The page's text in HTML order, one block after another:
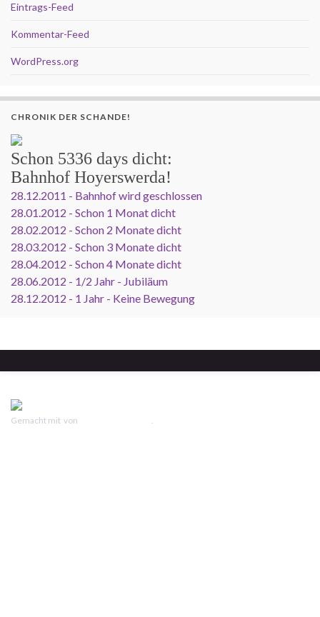
Eintrags-Feed
Kommentar-Feed
WordPress.org
CHRONIK DER SCHANDE!
Schon 5336 days dicht:
Bahnhof Hoyerswerda!
28.12.2011 - Bahnhof wird geschlossen
28.01.2012 - Schon 1 Monat dicht
28.02.2012 - Schon 2 Monate dicht
28.03.2012 - Schon 3 Monate dicht
28.04.2012 - Schon 4 Monate dicht
28.06.2012 - 1/2 Jahr - Jubiläum
28.12.2012 - 1 Jahr - Keine Bewegung
Gemacht mit von .